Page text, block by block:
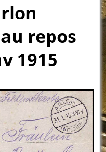
repos
1915